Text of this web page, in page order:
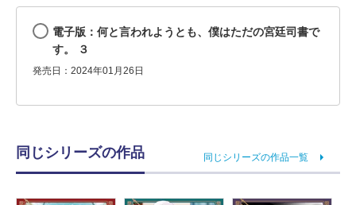
電子版：何と言われようとも、僕はただの宮廷司書で
す。 ３
発売日：2024年01月26日
同じシリーズの作品 同じシリーズの作品一覧